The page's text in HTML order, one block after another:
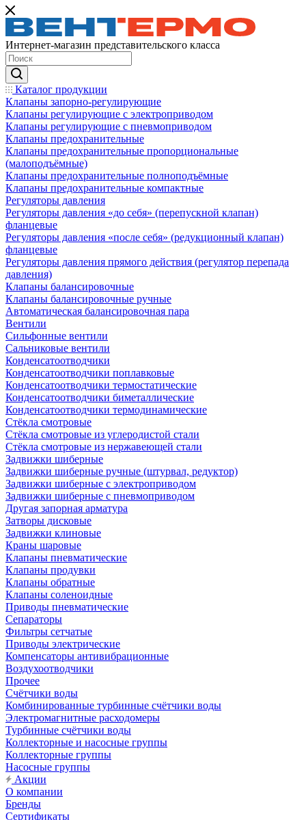
Интернет-магазин представительского класса
Каталог продукции
Клапаны запорно-регулирующие
Клапаны регулирующие с электроприводом
Клапаны регулирующие с пневмоприводом
Клапаны предохранительные
Клапаны предохранительные пропорциональные
(малоподъёмные)
Клапаны предохранительные полноподъёмные
Клапаны предохранительные компактные
Регуляторы давления
Регуляторы давления «до себя» (перепускной клапан)
фланцевые
Регуляторы давления «после себя» (редукционный клапан)
фланцевые
Регуляторы давления прямого действия (регулятор перепада
давления)
Клапаны балансировочные
Клапаны балансировочные ручные
Автоматическая балансировочная пара
Вентили
Сильфонные вентили
Сальниковые вентили
Конденсатоотводчики
Конденсатоотводчики поплавковые
Конденсатоотводчики термостатические
Конденсатоотводчики биметаллические
Конденсатоотводчики термодинамические
Стёкла смотровые
Стёкла смотровые из углеродистой стали
Стёкла смотровые из нержавеющей стали
Задвижки шиберные
Задвижки шиберные ручные (штурвал, редуктор)
Задвижки шиберные с электроприводом
Задвижки шиберные с пневмоприводом
Другая запорная арматура
Затворы дисковые
Задвижки клиновые
Краны шаровые
Клапаны пневматические
Клапаны продувки
Клапаны обратные
Клапаны соленоидные
Приводы пневматические
Сепараторы
Фильтры сетчатые
Приводы электрические
Компенсаторы антивибрационные
Воздухоотводчики
Прочее
Счётчики воды
Комбинированные турбинные счётчики воды
Электромагнитные расходомеры
Турбинные счётчики воды
Коллекторные и насосные группы
Коллекторные группы
Насосные группы
Акции
О компании
Бренды
Сертификаты